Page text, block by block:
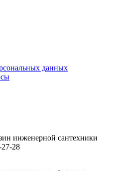
данных
инженерной сантехники
28